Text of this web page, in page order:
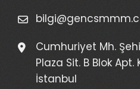
Cumhuriyet Mh.
Plaza Sit. B Blok
İstanbul